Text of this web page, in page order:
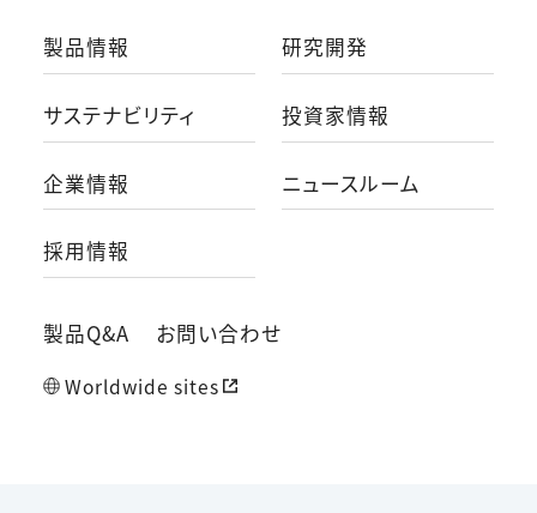
製品情報 研究開発
サステナビリティ 投資家情報
企業情報 ニュースルーム
採用情報
製品Q&A お問い合わせ
Worldwide sites